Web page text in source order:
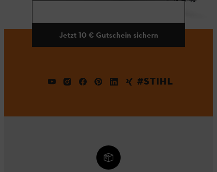
Jetzt 10 € Gutschein sichern
#STIHL